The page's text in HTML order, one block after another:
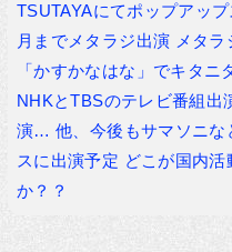
TSUTAYAにてポップアッ
月までメタラジ出演 メタラ
「かすかなはな」でキタニ
NHKとTBSのテレビ番組出
演… 他、今後もサマソニな
スに出演予定 どこが国内
か？？